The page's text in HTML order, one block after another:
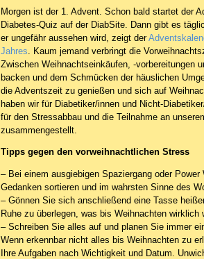
Morgen ist der 1. Advent. Schon bald startet der
Diabetes-Quiz auf der DiabSite. Dann gibt es
er ungefähr aussehen wird, zeigt der
Jahres. Kaum jemand verbringt die
Zwischen Weihnachtseinkäufen, -vorbereitungen
backen und dem Schmücken der häuslichen
die Adventszeit zu genießen und sich auf
haben wir für Diabetiker/innen und Nicht-
für den Stressabbau und die Teilnahme an
zusammengestellt.
Tipps gegen den vorweihnachtlichen Stress
– Bei einem ausgiebigen Spaziergang oder
Gedanken sortieren und im wahrsten Sinne des
– Gönnen Sie sich anschließend eine Tasse
Ruhe zu überlegen, was bis Weihnachten wirklich
– Schreiben Sie alles auf und planen Sie immer
Wenn erkennbar nicht alles bis Weihnachten zu
Ihre Aufgaben nach Wichtigkeit und Datum.